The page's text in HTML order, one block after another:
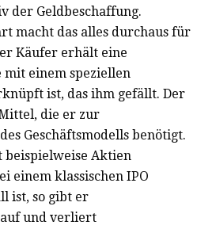
der Geldbeschaffung.
macht das alles durchaus für
Käufer erhält eine
einem speziellen
ist, das ihm gefällt. Der
die er zur
Geschäftsmodells benötigt.
Aktien
einem klassischen IPO
ist, so gibt er
auf und verliert